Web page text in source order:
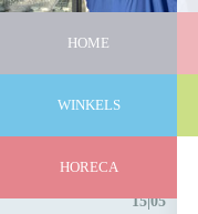
HOME
WINKELS
HORECA
15|05